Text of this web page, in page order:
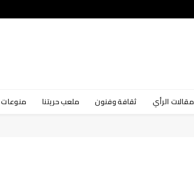
مقالات الرأي ثقافة وفنون ملعب حريتنا منوعات